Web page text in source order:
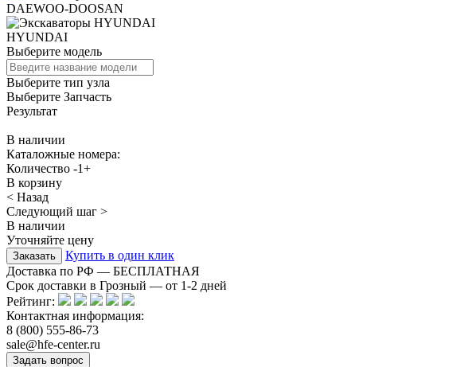
DAEWOO-DOOSAN
HYUNDAI
Выберите модель
Выберите тип узла
Выберите Запчасть
Результат
В наличии
Каталожные номера:
Количество -1+
В корзину
< Назад
Следующий шаг >
В наличии
Уточняйте цену
Купить в один клик
Доставка по РФ — БЕСПЛАТНАЯ
Срок доставки в Грозный — от 1-2 дней
Рейтинг:
Контактная информация:
8 (800) 555-86-73
sale@hfe-center.ru